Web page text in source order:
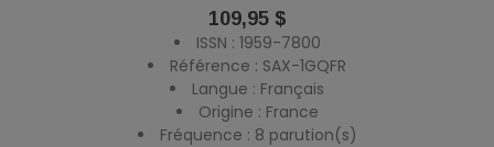
Prix
109,95 $
ISSN : 1959-7800
Référence : SAX-1GQFR
Langue : Français
Origine : France
Fréquence : 8 parution(s)